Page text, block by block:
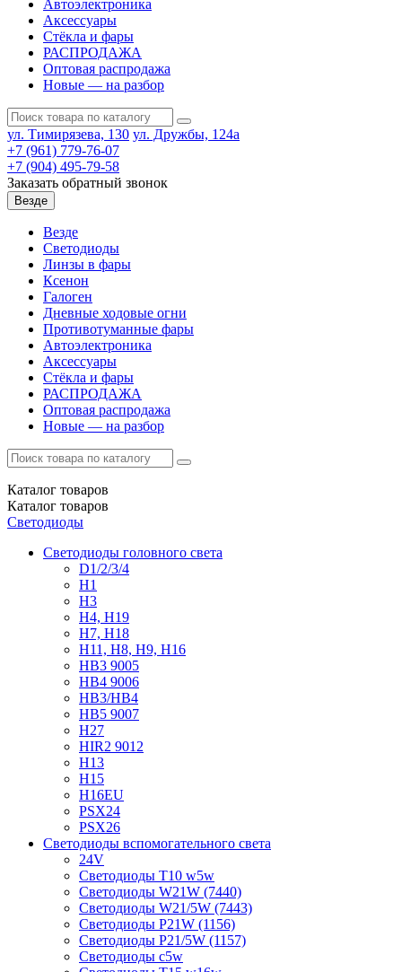
Автоэлектроника
Аксессуары
Стёкла и фары
РАСПРОДАЖА
Оптовая распродажа
Новые — на разбор
ул. Тимирязева, 130 ул. Дружбы, 124а
+7 (961) 779-76-07
+7 (904) 495-79-58
Заказать обратный звонок
Везде
Везде
Светодиоды
Линзы в фары
Ксенон
Галоген
Дневные ходовые огни
Противотуманные фары
Автоэлектроника
Аксессуары
Стёкла и фары
РАСПРОДАЖА
Оптовая распродажа
Новые — на разбор
Каталог товаров
Каталог товаров
Светодиоды
Светодиоды головного света
D1/2/3/4
H1
H3
H4, H19
H7, H18
H11, H8, H9, H16
HB3 9005
HB4 9006
HB3/HB4
HB5 9007
H27
HIR2 9012
H13
H15
H16EU
PSX24
PSX26
Светодиоды вспомогательного света
24V
Светодиоды T10 w5w
Светодиоды W21W (7440)
Светодиоды W21/5W (7443)
Светодиоды P21W (1156)
Светодиоды P21/5W (1157)
Светодиоды c5w